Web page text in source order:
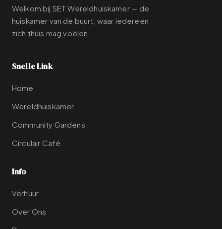
Welkom bij SET Wereldhuiskamer — de
huiskamer van de buurt, waar iedereen
zich thuis mag voelen.
Snelle Link
Home
Wereldhuiskamer
Community Gardens
Circulair Café
Info
Verhuur
Over Ons